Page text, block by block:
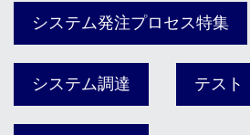
システム発注プロセス特集
システム調達 テスト